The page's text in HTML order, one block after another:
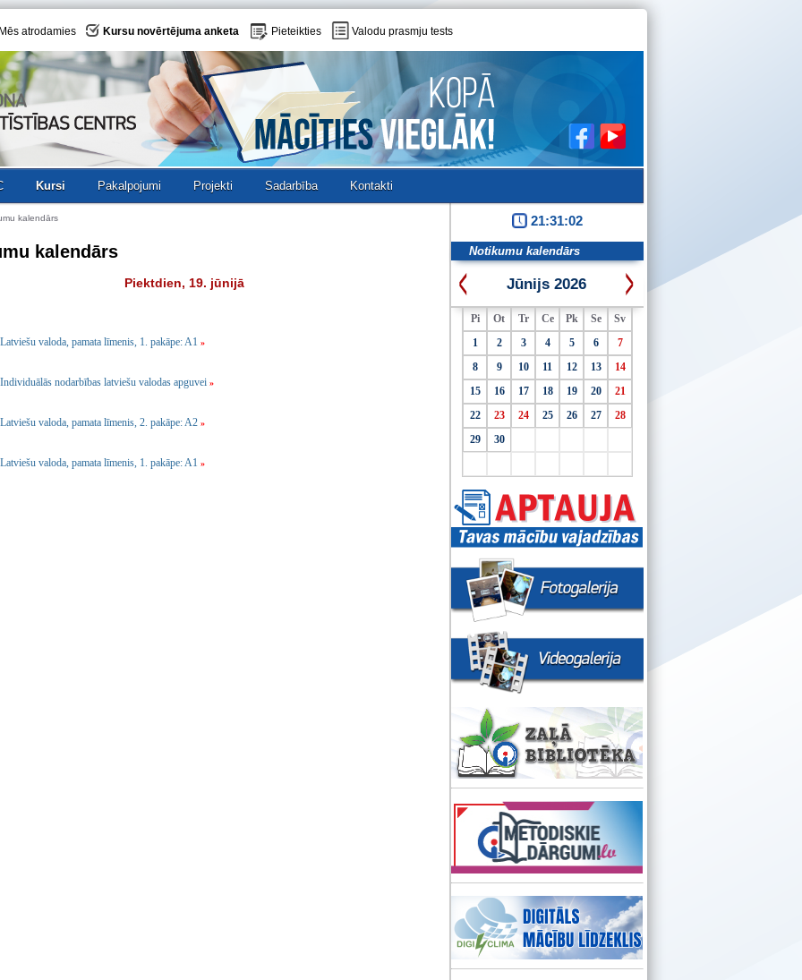
Mēs atrodamies Kursu novērtējuma anketa Pieteikties Valodu prasmju tests
Kursi Pakalpojumi Projekti Sadarbība Kontakti
kalendārs
kalendārs
Piektdien, 19. jūnijā
Latviešu valoda, pamata līmenis, 1. pakāpe: A1 »
Individuālās nodarbības latviešu valodas apguvei »
Latviešu valoda, pamata līmenis, 2. pakāpe: A2 »
Latviešu valoda, pamata līmenis, 1. pakāpe: A1 »
21:31:03
Notikumu kalendārs
Jūnijs 2026
Pi Ot Tr Ce Pk Se
Sv
1
2 3 4 5 6
7
8
9 10 11 12 13
14
15
16 17 18 19 20
21
22
23 24 25 26 27
28
29
30